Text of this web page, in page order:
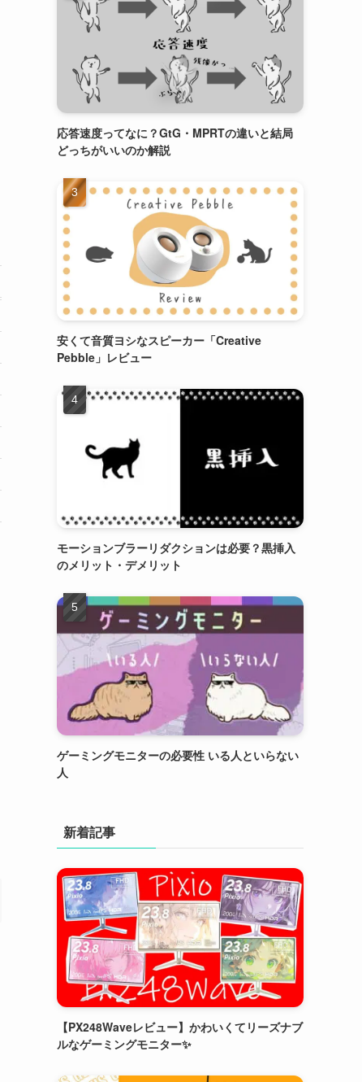
応答速度ってなに？GtG・MPRTの違いと結局
どっちがいいのか解説
安くて音質ヨシなスピーカー「Creative
Pebble」レビュー
モーションブラーリダクションは必要？黒挿入
のメリット・デメリット
ゲーミングモニターの必要性 いる人といらない
人
新着記事
【PX248Waveレビュー】かわいくてリーズナブ
ルなゲーミングモニター✨